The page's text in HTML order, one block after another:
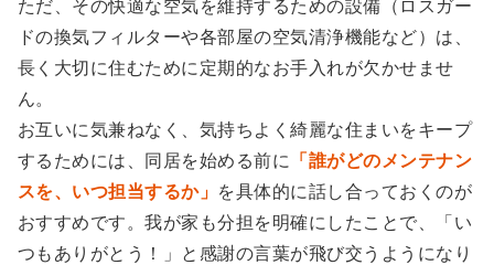
ただ、その快適な空気を維持するための設備（ロスガー
ドの換気フィルターや各部屋の空気清浄機能など）は、
長く大切に住むために定期的なお手入れが欠かせませ
ん。
お互いに気兼ねなく、気持ちよく綺麗な住まいをキープ
するためには、同居を始める前に 「誰がどのメンテナン
スを、いつ担当するか」 を具体的に話し合っておくのが
おすすめです。我が家も分担を明確にしたことで、「い
つもありがとう！」と感謝の言葉が飛び交うようになり